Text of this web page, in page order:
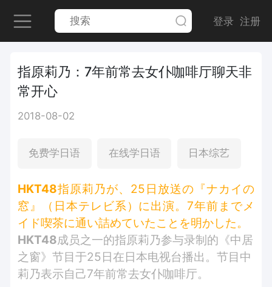
登录 注册
指原莉乃：7年前常去女仆咖啡厅聊天非
常开心
2018-08-02
免费学日语 在线学日语 日本综艺
HKT48指原莉乃が、25日放送の『ナカイの
窓』（日本テレビ系）に出演。7年前までメ
イド喫茶に通い詰めていたことを明かした。
HKT48成员之一的指原莉乃参与录制的《中居
之窗》节目于25日在日本电视台播出。节目中
莉乃表示自己7年前常去女仆咖啡厅。